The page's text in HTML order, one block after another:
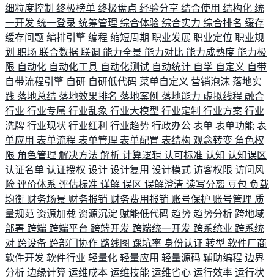
细粒度控制 终极榜单 终极盘点 经验分享 结合使用 结构化 统
一开发 统一登录 统筹管理 综合体验 综合实力 综合排名 缓存
缓存问题 编排引擎 编程 缩短周期 职业发展 职业定位 职业规
划 职场 联合数据 联调 能力全景 能力对比 能力成熟度 能力极
限 自动化 自动化工具 自动化测试 自动统计 自学 自定义 自带
自带流程引擎 自研 自研低代码 菜单自定义 营销泡沫 落地实
践 落地总结 落地效果排名 落地案例 落地能力 虚拟线程 融合
行业 行业专属 行业乱象 行业大模型 行业定制 行业方案 行业
洗牌 行业现状 行业红利 行业趋势 行政办公 表单 表单功能 表
单应用 表单流程 表单管理 表单配置 表结构 观念转变 角色权
限 角色管理 解决方法 解析 计算逻辑 认可标准 认知 认知误区
认证名单 认证授权 设计 设计复用 设计模式 访客权限 访问风
险 评价体系 评估标准 详解 误区 误解澄清 读写分离 豆包 负载
均衡 财务场景 财务报销 财务费用报销 账号保护 账号管理 质
量规范 资源加载 资源沉淀 赋能低代码 趋势 趋势分析 跨地域
部署 跨端 跨端平台 跨端开发 跨端统一开发 跨系统业 跨系统
对 跨设备 跨部门协作 路线图 踩坑率 身份认证 转型 软件厂商
软件开发 软件行业 轻量化 轻量应用 轻量源码 辅助编程 边界
分析 边缘计算 运维成本 运维技能 运维省心 运行效率 运行状